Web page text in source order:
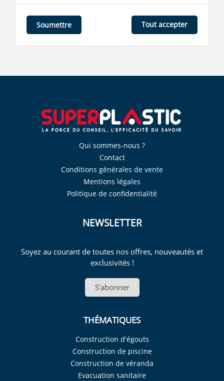
Soumettre Tout accepter
Qui sommes-nous ?
Contact
Conditions générales de vente
Mentions légales
Politique de confidentialité
NEWSLETTER
Soyez au courant de toutes nos offres, nouveautés et
exclusivités !
S'abonner
THÉMATIQUES
Construction d'égouts
Construction de piscine
Construction de véranda
Evacuation sanitaire